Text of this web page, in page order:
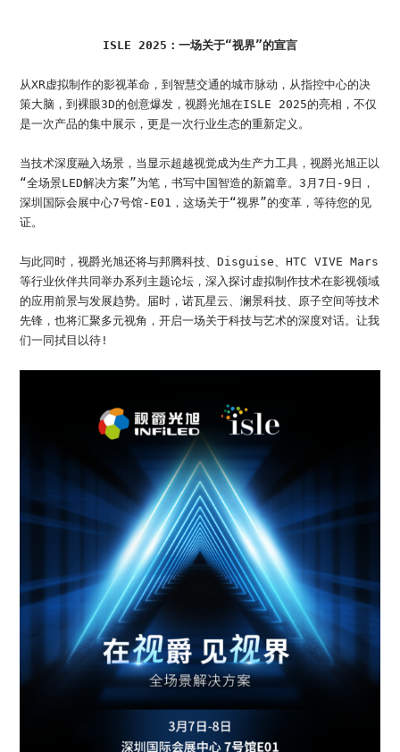
ISLE 2025：一场关于“视界”的宣言
从XR虚拟制作的影视革命，到智慧交通的城市脉动，从指控中心的决
策大脑，到裸眼3D的创意爆发，视爵光旭在ISLE 2025的亮相，不仅
是一次产品的集中展示，更是一次行业生态的重新定义。
当技术深度融入场景，当显示超越视觉成为生产力工具，视爵光旭正以
“全场景LED解决方案”为笔，书写中国智造的新篇章。3月7日-9日，
深圳国际会展中心7号馆-E01，这场关于“视界”的变革，等待您的见
证。
与此同时，视爵光旭还将与邦腾科技、Disguise、HTC VIVE Mars
等行业伙伴共同举办系列主题论坛，深入探讨虚拟制作技术在影视领域
的应用前景与发展趋势。届时，诺瓦星云、澜景科技、原子空间等技术
先锋，也将汇聚多元视角，开启一场关于科技与艺术的深度对话。让我
们一同拭目以待!